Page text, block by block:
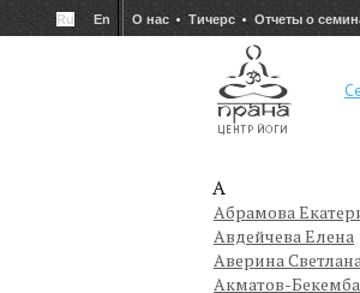
Ru En О нас Тичерс Отчеты о
А
Абрамова
Авдейчева Елена
Аверина
Акматов-